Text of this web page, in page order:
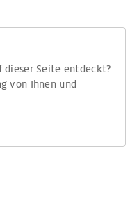
dieser Seite entdeckt?
von Ihnen und